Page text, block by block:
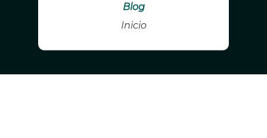
Blog
Inicio